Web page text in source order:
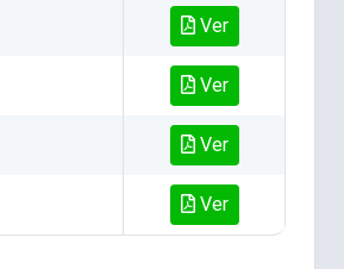
Ver
Ver
Ver
Ver